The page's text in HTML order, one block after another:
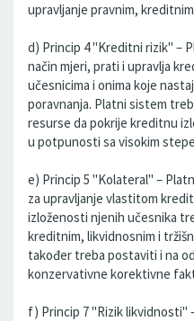
upravljanje pravnim,
d) Princip 4 "Kreditni rizik" –
način mjeri, prati i upravlja
učesnicima i onima koje
poravnanja. Platni sistem
resurse da pokrije kreditnu
u potpunosti sa visokim
e) Princip 5 "Kolateral" –
za upravljanje vlastitom
izloženosti njenih učesnika
kreditnim, likvidnosnim i
također treba postaviti i na
konzervativne korektivne
f) Princip 7 "Rizik